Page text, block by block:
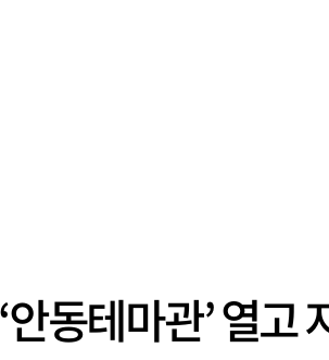
동테마관’ 열고